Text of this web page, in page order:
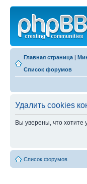
Главная страница |
Список форумов
Удалить cookies
Вы уверены, что
Список форумов